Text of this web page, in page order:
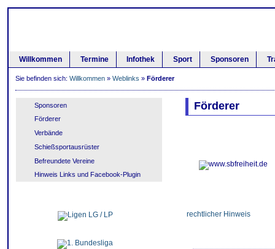
Willkommen Termine Infothek Sport Sponsoren
Sie befinden sich: Willkommen» Weblinks » Förderer
Sponsoren
Förderer
Verbände
Schießsportausrüster
Befreundete Vereine
Hinweis Links und Facebook-Plugin
Förderer
rechtlicher Hinweis